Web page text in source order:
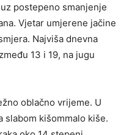
postepeno smanjenje
Vjetar umjerene jačine
Najviša dnevna
13 i 19, na jugu
oblačno vrijeme. U
slabom kišommalo kiše.